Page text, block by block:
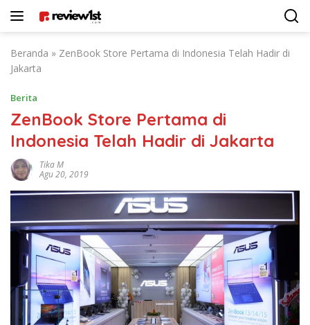
Beranda » ZenBook Store Pertama di Indonesia Telah Hadir di
Jakarta
Berita
ZenBook Store Pertama di
Indonesia Telah Hadir di Jakarta
Tika M
Agu 20, 2019